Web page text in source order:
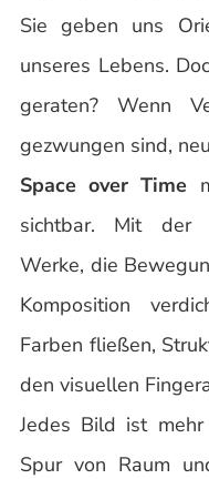
Sie geben uns
unseres Lebens.
geraten? Wenn
gezwungen sind,
Space over Time
sichtbar. Mit der
Werke, die
Komposition
Farben fließen,
den visuellen
Jedes Bild ist
Spur von Raum